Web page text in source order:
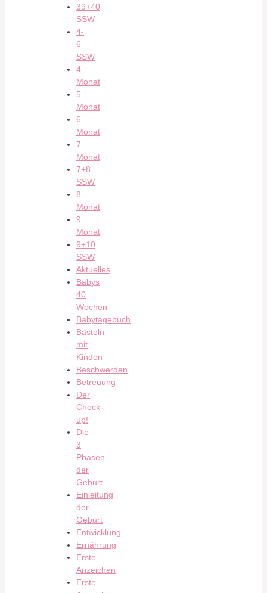
39+40
SSW
4-
6
SSW
4.
Monat
5.
Monat
6.
Monat
7.
Monat
7+8
SSW
8.
Monat
9.
Monat
9+10
SSW
Aktuelles
Babys
40
Wochen
Babytagebuch
Basteln
mit
Kinden
Beschwerden
Betreuung
Der
Check-
up!
Die
3
Phasen
der
Geburt
Einleitung
der
Geburt
Entwicklung
Ernährung
Erste
Anzeichen
Erste